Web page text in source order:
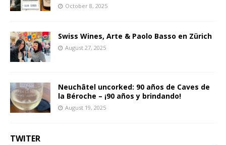
October 8, 2025
Swiss Wines, Arte & Paolo Basso en Zürich
August 27, 2025
Neuchâtel uncorked: 90 años de Caves de
la Béroche – ¡90 años y brindando!
August 19, 2025
TWITER